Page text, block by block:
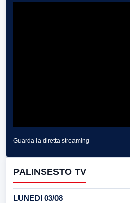
Guarda la diretta streaming
PALINSESTO TV
LUNEDI 03/08